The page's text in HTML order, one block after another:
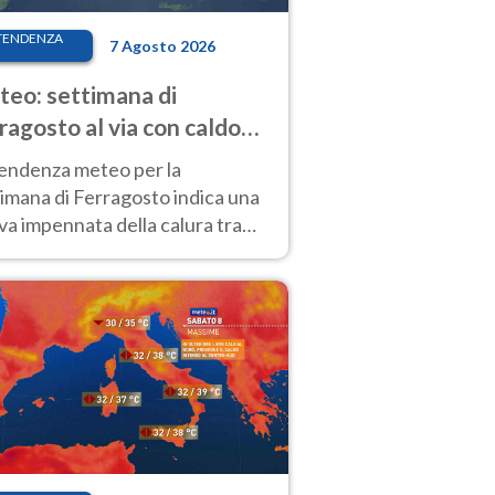
7 Agosto 2026
settimana di
al via con caldo
e qualche temporale
meteo per la
di Ferragosto indica una
impennata della calura tra
al Nord.